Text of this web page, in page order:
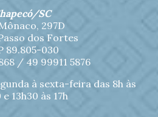
SC
297D
dos Fortes
89.805-030
/ 49 99911 5876
à sexta-feira das 8h às
e 13h30 às 17h